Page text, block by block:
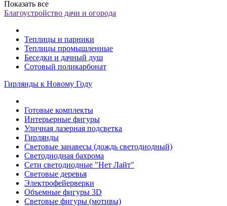
Показать все
Благоустройство дачи и огорода
Теплицы и парники
Теплицы промышленные
Беседки и дачный душ
Сотовый поликарбонат
Гирлянды к Новому Году
Готовые комплекты
Интерьерные фигуры
Уличная лазерная подсветка
Гирлянды
Световые занавесы (дождь светодиодный)
Светодиодная бахрома
Сети светодиодные "Нет Лайт"
Световые деревья
Электрофейерверки
Объемные фигуры 3D
Световые фигуры (мотивы)